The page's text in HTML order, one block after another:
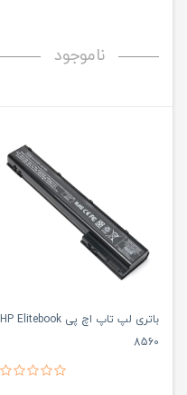
ناموجود
باتری لپ تاپ اچ پی HP Elitebook
8560